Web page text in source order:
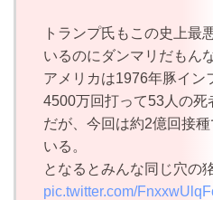
トランプ氏もこの史上最
いるのにダンマリだもん
アメリカは1976年豚イン
4500万回打って53人の死
だが、今回は約2億回接
いる。
となるとみんな同じ穴の
pic.twitter.com/